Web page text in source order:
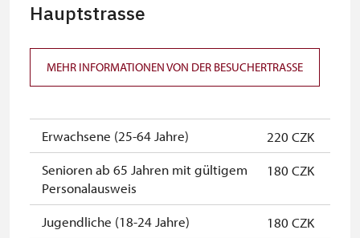
Hauptstrasse
MEHR INFORMATIONEN VON DER BESUCHERTRASSE
Erwachsene (25-64 Jahre)
220 CZK
Senioren ab 65 Jahren mit gültigem
Personalausweis
180 CZK
Jugendliche (18-24 Jahre)
180 CZK